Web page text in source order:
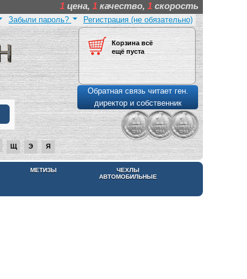
1 цена, 1 качество, 1 скорость
Регистрация (не обязательно)
Забыли пароль?
Корзина всё
ещё пуста
Обратная связь читает ген.
директор и собственник
Щ Э Я
МЕТИЗЫ
ЧЕХЛЫ
АВТОМОБИЛЬНЫЕ